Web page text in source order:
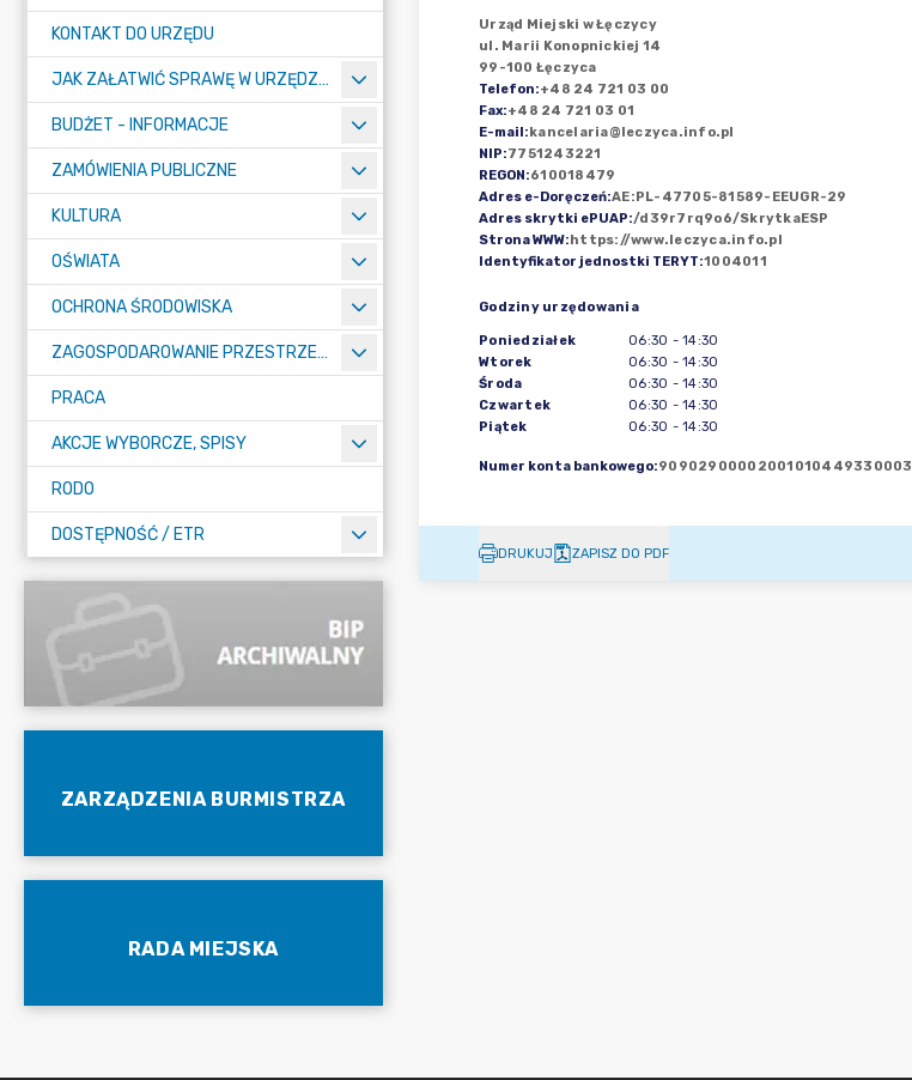
KONTAKT DO URZĘDU
JAK ZAŁATWIĆ SPRAWĘ W URZĘDZIE
BUDŻET - INFORMACJE
ZAMÓWIENIA PUBLICZNE
KULTURA
OŚWIATA
OCHRONA ŚRODOWISKA
ZAGOSPODAROWANIE PRZESTRZENNE
PRACA
AKCJE WYBORCZE, SPISY
RODO
DOSTĘPNOŚĆ / ETR
ZARZĄDZENIA BURMISTRZA
RADA MIEJSKA
Urząd Miejski w Łęczycy
ul. Marii Konopnickiej 14
99-100 Łęczyca
Telefon:+48 24 721 03 00
Fax:+48 24 721 03 01
E-mail:kancelaria@leczyca.info.pl
NIP:7751243221
REGON:610018479
Adres e-Doręczeń:AE:PL-47705-81589-EEUGR-29
Adres skrytki ePUAP:/d39r7rq9o6/SkrytkaESP
Strona WWW:https://www.leczyca.info.pl
Identyfikator jednostki TERYT:1004011
Godziny urzędowania
Poniedziałek 06:30 - 14:30
Wtorek
06:30 - 14:30
Środa
06:30 - 14:30
Czwartek
06:30 - 14:30
Piątek
06:30 - 14:30
Numer konta bankowego:90902900002001010449330003
DRUKUJ ZAPISZ DO PDF